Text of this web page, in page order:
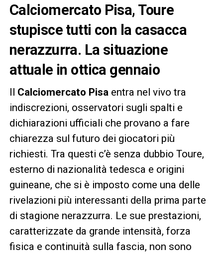
Calciomercato Pisa, Toure
stupisce tutti con la casacca
nerazzurra. La situazione
attuale in ottica gennaio
Il Calciomercato Pisa entra nel vivo tra
indiscrezioni, osservatori sugli spalti e
dichiarazioni ufficiali che provano a fare
chiarezza sul futuro dei giocatori più
richiesti. Tra questi c’è senza dubbio Toure,
esterno di nazionalità tedesca e origini
guineane, che si è imposto come una delle
rivelazioni più interessanti della prima parte
di stagione nerazzurra. Le sue prestazioni,
caratterizzate da grande intensità, forza
fisica e continuità sulla fascia, non sono